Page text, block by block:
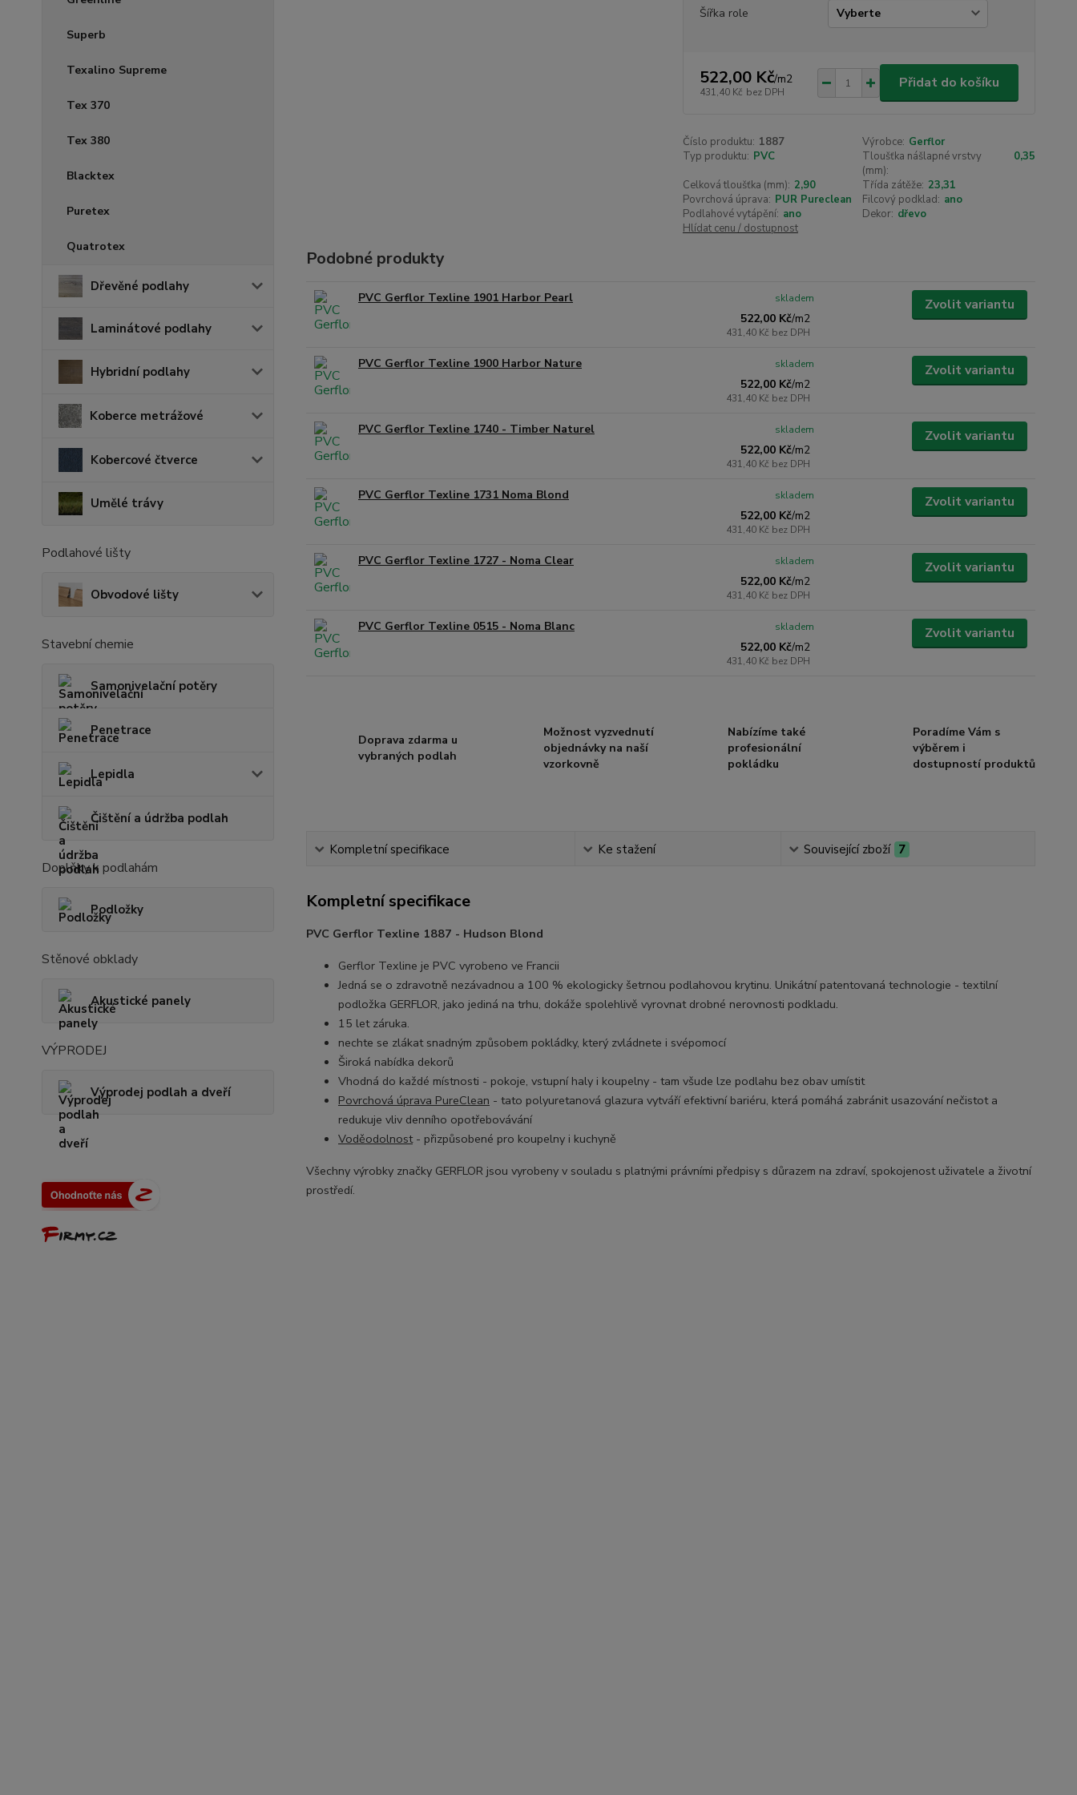
Superb
Texalino Supreme
Tex 370
Tex 380
Blacktex
Puretex
Quatrotex
Dřevěné podlahy
Laminátové podlahy
Hybridní podlahy
Koberce metrážové
Kobercové čtverce
Umělé trávy
Podlahové lišty
Obvodové lišty
Stavební chemie
Samonivelační potěry
Penetrace
Lepidla
Čištění a údržba podlah
Doplňky k podlahám
Podložky
Stěnové obklady
Akustické panely
VÝPRODEJ
Výprodej podlah a dveří
Šířka role
522,00 Kč/m2
431,40 Kč bez DPH
Přidat do košíku
Číslo produktu: 1887 Výrobce: Gerflor
Typ produktu: PVC
Tloušťka nášlapné vrstvy
(mm):
0,35
Celková tloušťka (mm): 2,90 Třída zátěže: 23,31
Povrchová úprava: PUR Pureclean Filcový podklad: ano
Podlahové vytápění: ano Dekor: dřevo
Hlídat cenu / dostupnost
Podobné produkty
PVC Gerflor Texline 1901 Harbor Pearl
522,00 Kč/m2
431,40 Kč bez DPH
skladem Zvolit variantu
PVC Gerflor Texline 1900 Harbor Nature
522,00 Kč/m2
431,40 Kč bez DPH
skladem Zvolit variantu
PVC Gerflor Texline 1740 - Timber Naturel
522,00 Kč/m2
431,40 Kč bez DPH
skladem Zvolit variantu
PVC Gerflor Texline 1731 Noma Blond
522,00 Kč/m2
431,40 Kč bez DPH
skladem Zvolit variantu
PVC Gerflor Texline 1727 - Noma Clear
522,00 Kč/m2
431,40 Kč bez DPH
skladem Zvolit variantu
PVC Gerflor Texline 0515 - Noma Blanc
522,00 Kč/m2
431,40 Kč bez DPH
skladem Zvolit variantu
Doprava zdarma u
vybraných podlah
Možnost vyzvednutí
objednávky na naší
vzorkovně
Nabízíme také
profesionální
pokládku
Poradíme Vám s
výběrem i
dostupností produktů
Kompletní specifikace Ke stažení Související zboží 7
Kompletní specifikace
PVC Gerflor Texline 1887 - Hudson Blond
Gerflor Texline je PVC vyrobeno ve Francii
Jedná se o zdravotně nezávadnou a 100 % ekologicky šetrnou podlahovou krytinu. Unikátní patentovaná technologie - textilní
podložka GERFLOR, jako jediná na trhu, dokáže spolehlivě vyrovnat drobné nerovnosti podkladu.
15 let záruka.
nechte se zlákat snadným způsobem pokládky, který zvládnete i svépomocí
Široká nabídka dekorů
Vhodná do každé místnosti - pokoje, vstupní haly i koupelny - tam všude lze podlahu bez obav umístit
Povrchová úprava PureClean - tato polyuretanová glazura vytváří efektivní bariéru, která pomáhá zabránit usazování nečistot a
redukuje vliv denního opotřebovávání
Voděodolnost- přizpůsobené pro koupelny i kuchyně
Všechny výrobky značky GERFLOR jsou vyrobeny v souladu s platnými právními předpisy s důrazem na zdraví, spokojenost uživatele a životní
prostředí.